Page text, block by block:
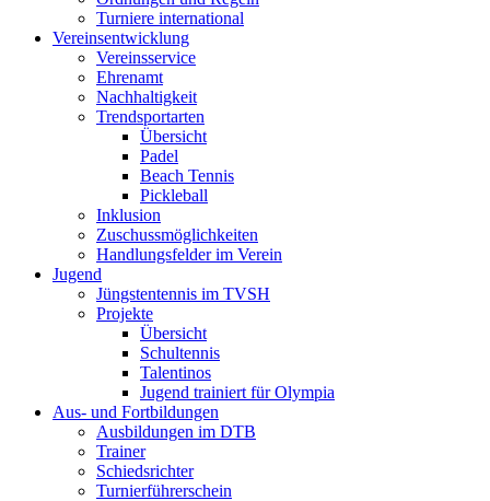
Turniere international
Vereinsentwicklung
Vereinsservice
Ehrenamt
Nachhaltigkeit
Trendsportarten
Übersicht
Padel
Beach Tennis
Pickleball
Inklusion
Zuschussmöglichkeiten
Handlungsfelder im Verein
Jugend
Jüngstentennis im TVSH
Projekte
Übersicht
Schultennis
Talentinos
Jugend trainiert für Olympia
Aus- und Fortbildungen
Ausbildungen im DTB
Trainer
Schiedsrichter
Turnierführerschein